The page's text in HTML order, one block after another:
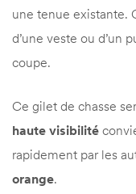
une tenue existante.
d’une veste ou d’un
coupe.
Ce gilet de chasse
haute visibilité
rapidement par les
orange.